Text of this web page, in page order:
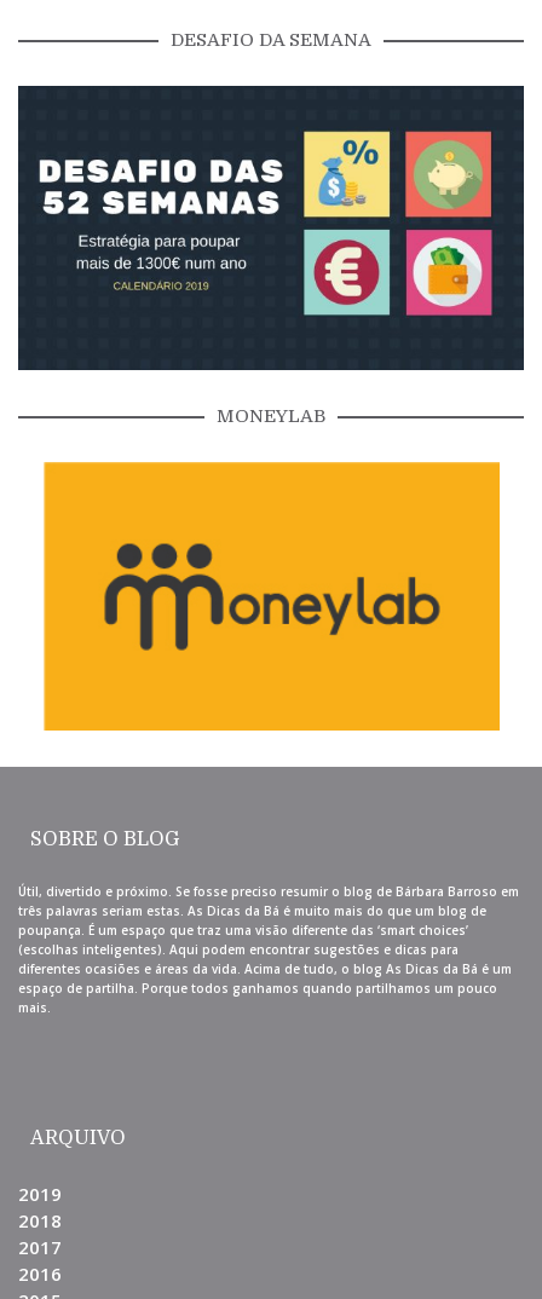
DESAFIO DA SEMANA
MONEYLAB
SOBRE O BLOG
Útil, divertido e próximo. Se fosse preciso resumir o blog de Bárbara Barroso em
três palavras seriam estas. As Dicas da Bá é muito mais do que um blog de
poupança. É um espaço que traz uma visão diferente das ‘smart choices’
(escolhas inteligentes). Aqui podem encontrar sugestões e dicas para
diferentes ocasiões e áreas da vida. Acima de tudo, o blog As Dicas da Bá é um
espaço de partilha. Porque todos ganhamos quando partilhamos um pouco
mais.
ARQUIVO
2019
2018
2017
2016